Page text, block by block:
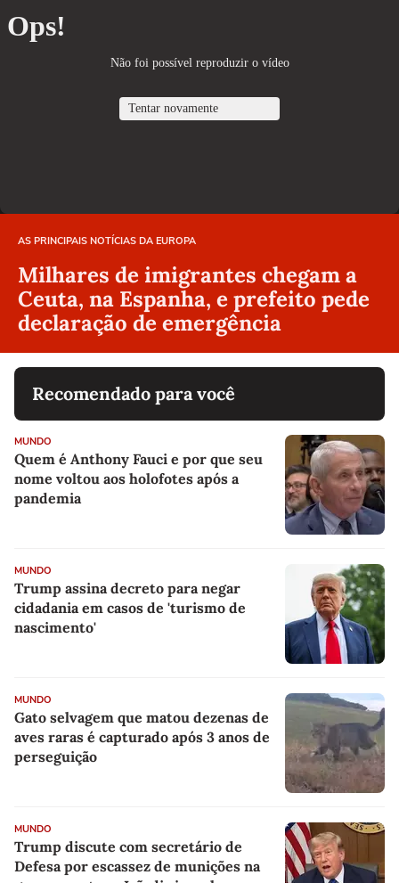
AS PRINCIPAIS NOTÍCIAS DA EUROPA
Milhares de imigrantes chegam a
Ceuta, na Espanha, e prefeito pede
declaração de emergência
Recomendado para você
MUNDO
Quem é Anthony Fauci e por que seu
nome voltou aos holofotes após a
pandemia
MUNDO
Trump assina decreto para negar
cidadania em casos de 'turismo de
nascimento'
MUNDO
Gato selvagem que matou dezenas de
aves raras é capturado após 3 anos de
perseguição
MUNDO
Trump discute com secretário de
Defesa por escassez de munições na